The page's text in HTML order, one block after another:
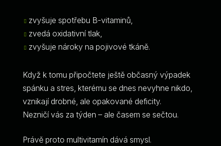
zvyšuje spotřebu B-vitaminů,
zvedá oxidativní tlak,
zvyšuje nároky na pojivové tkáně.
Když k tomu připočtete ještě občasný výpadek
spánku a stres, kterému se dnes nevyhne nikdo,
vznikají drobné, ale opakované deficity.
Nezničí vás za týden – ale časem se sečtou.
Právě proto multivitamín dává smysl.